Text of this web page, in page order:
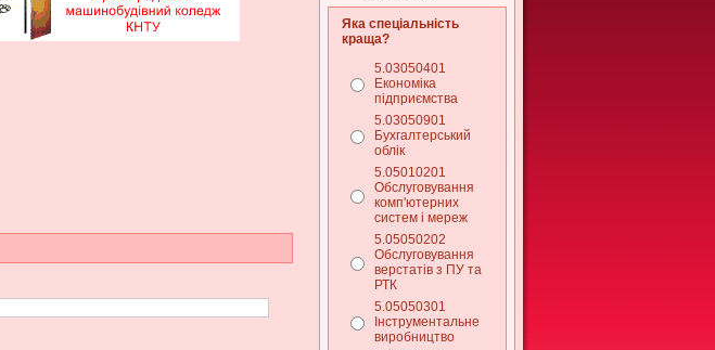
Яка спеціальність
краща?
5.03050401
Економіка
підприємства
5.03050901
Бухгалтерський
облік
5.05010201
Обслуговування
комп'ютерних
систем і мереж
5.05050202
Обслуговування
верстатів з ПУ та
РТК
5.05050301
Інструментальне
виробництво